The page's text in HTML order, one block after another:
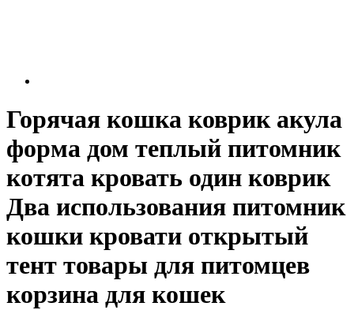
Горячая кошка коврик акула
форма дом теплый питомник
котята кровать один коврик
Два использования питомник
кошки кровати открытый
тент товары для питомцев
корзина для кошек